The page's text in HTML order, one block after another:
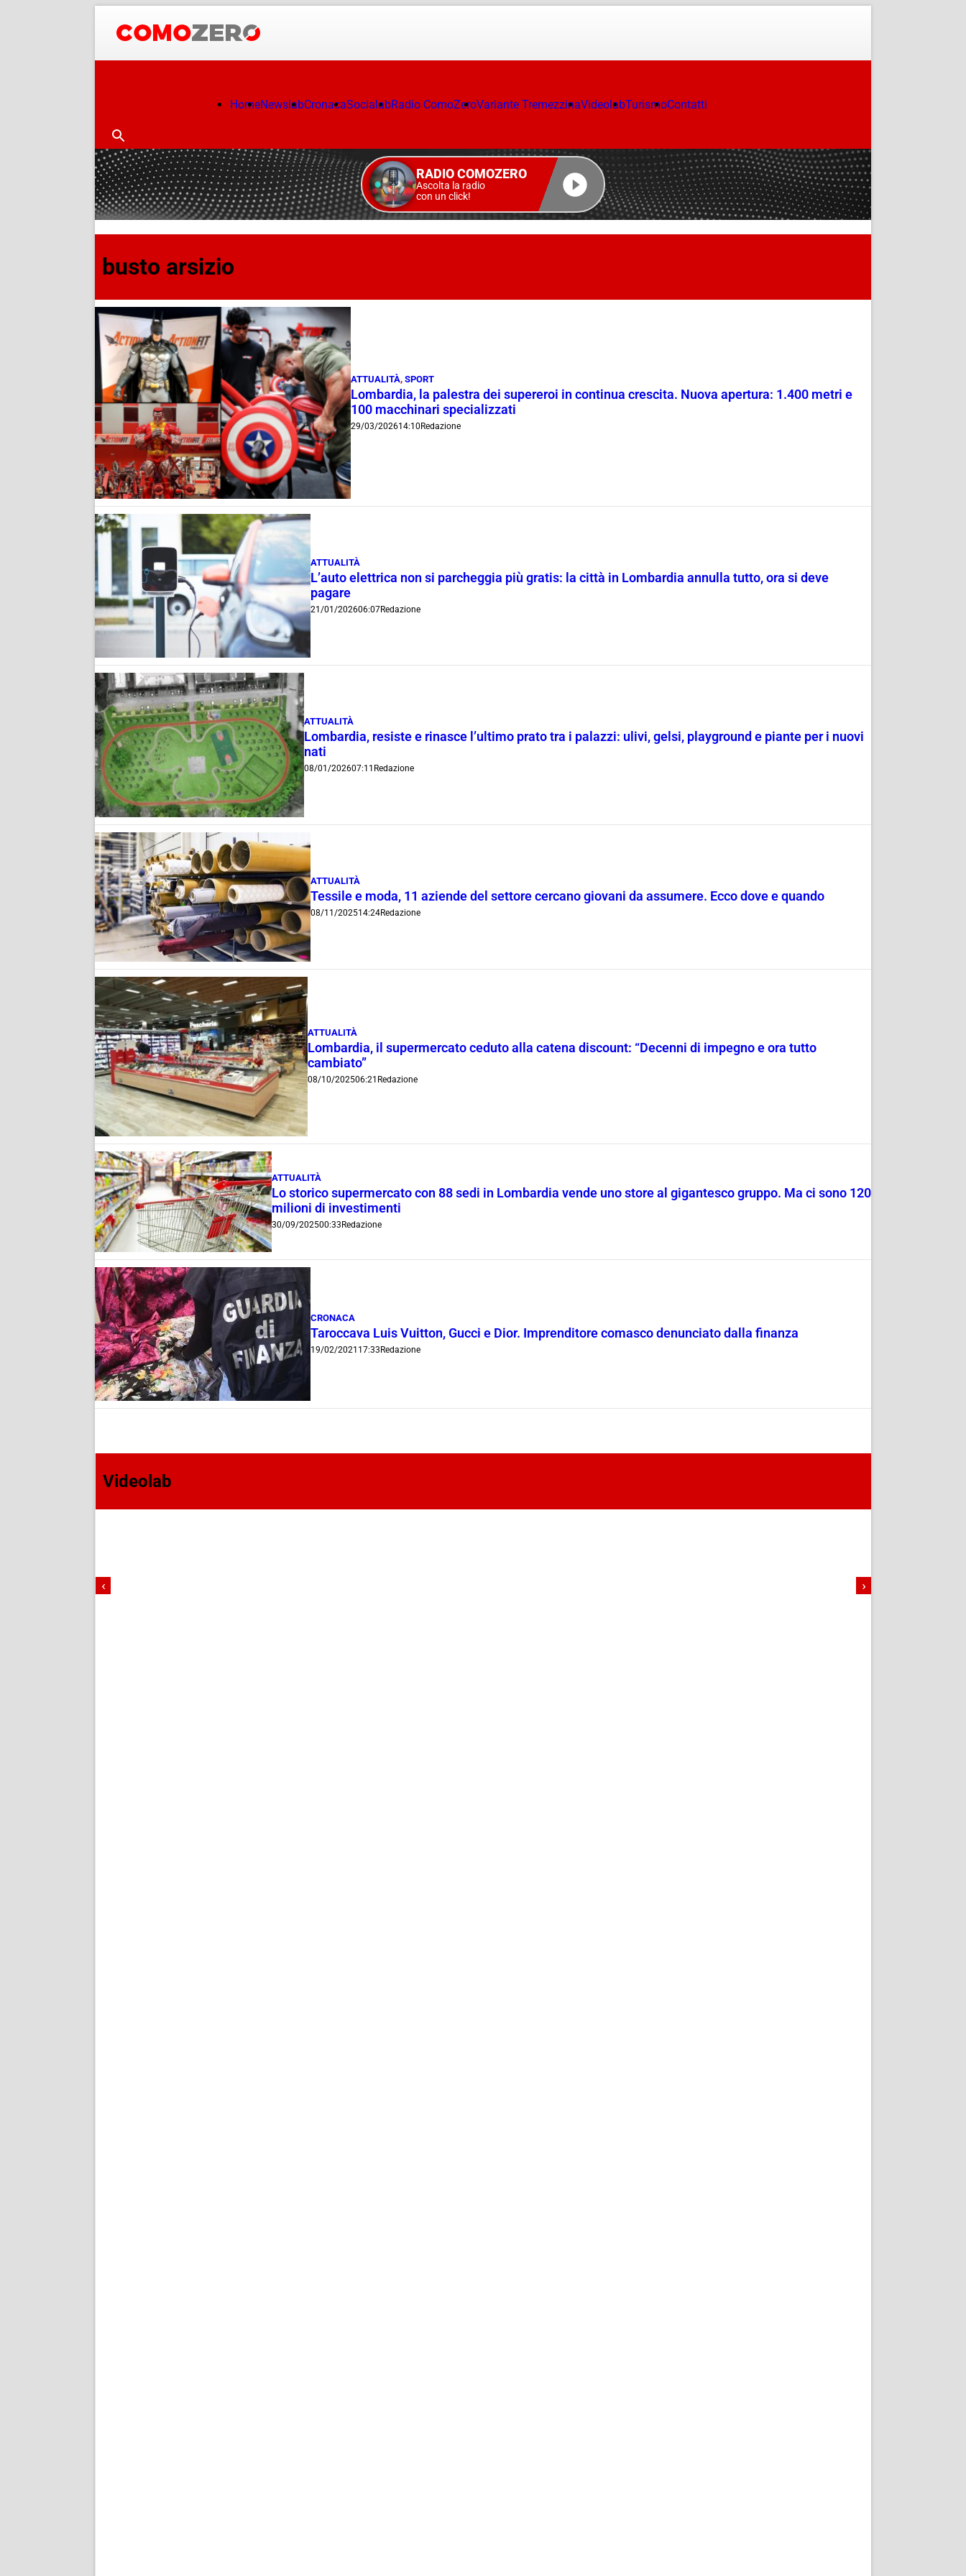
HomeNewslabCronacaSocialabRadio ComoZeroVariante TremezzinaVideolabTurismoContatti
RADIO COMOZERO
Ascolta la radio
con un click!
busto arsizio
ATTUALITÀ,SPORT
Lombardia, la palestra dei supereroi in continua crescita. Nuova apertura: 1.400 metri e
100 macchinari specializzati
29/03/202614:10 Redazione
ATTUALITÀ
L’auto elettrica non si parcheggia più gratis: la città in Lombardia annulla tutto, ora si deve
pagare
21/01/202606:07Redazione
ATTUALITÀ
Lombardia, resiste e rinasce l’ultimo prato tra i palazzi: ulivi, gelsi, playground e piante per i nuovi
nati
08/01/202607:11 Redazione
ATTUALITÀ
Tessile e moda, 11 aziende del settore cercano giovani da assumere. Ecco dove e quando
08/11/202514:24Redazione
ATTUALITÀ
Lombardia, il supermercato ceduto alla catena discount: “Decenni di impegno e ora tutto
cambiato”
08/10/202506:21 Redazione
ATTUALITÀ
Lo storico supermercato con 88 sedi in Lombardia vende uno store al gigantesco gruppo. Ma ci sono 120
milioni di investimenti
30/09/202500:33 Redazione
CRONACA
Taroccava Luis Vuitton, Gucci e Dior. Imprenditore comasco denunciato dalla finanza
19/02/2021 17:33Redazione
Videolab
‹ ›